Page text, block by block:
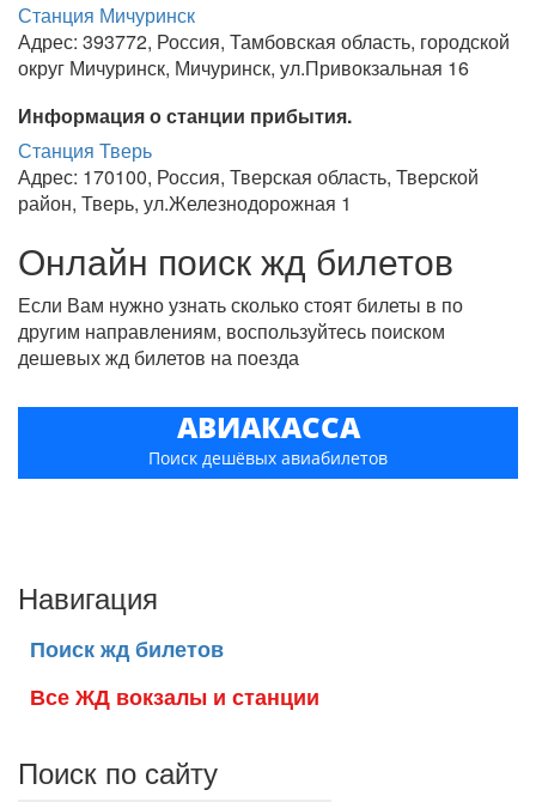
Станция Мичуринск
Адрес: 393772, Россия, Тамбовская область, городской
округ Мичуринск, Мичуринск, ул.Привокзальная 16
Информация о станции прибытия.
Станция Тверь
Адрес: 170100, Россия, Тверская область, Тверской
район, Тверь, ул.Железнодорожная 1
Онлайн поиск жд билетов
Если Вам нужно узнать сколько стоят билеты в по
другим направлениям, воспользуйтесь поиском
дешевых жд билетов на поезда
АВИАКАССА
Поиск дешёвых авиабилетов
Навигация
Поиск жд билетов
Все ЖД вокзалы и станции
Поиск по сайту